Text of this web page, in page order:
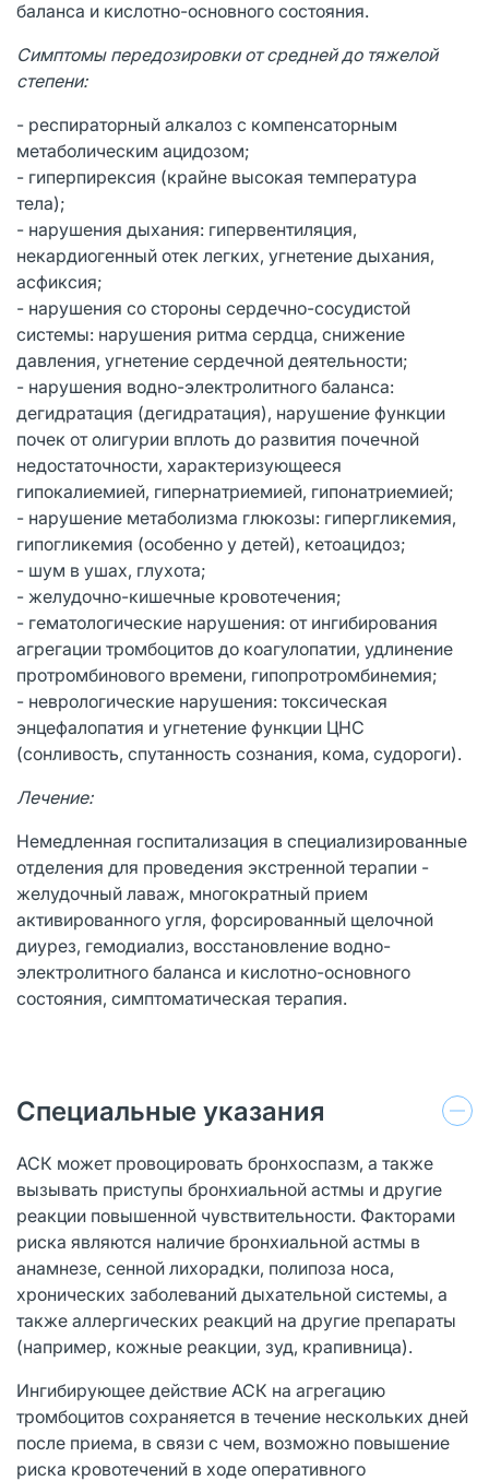
баланса и кислотно-основного состояния.
Симптомы передозировки от средней до тяжелой
степени:
- респираторный алкалоз с компенсаторным
метаболическим ацидозом;
- гиперпирексия (крайне высокая температура
тела);
- нарушения дыхания: гипервентиляция,
некардиогенный отек легких, угнетение дыхания,
асфиксия;
- нарушения со стороны сердечно-сосудистой
системы: нарушения ритма сердца, снижение
давления, угнетение сердечной деятельности;
- нарушения водно-электролитного баланса:
дегидратация (дегидратация), нарушение функции
почек от олигурии вплоть до развития почечной
недостаточности, характеризующееся
гипокалиемией, гипернатриемией, гипонатриемией;
- нарушение метаболизма глюкозы: гипергликемия,
гипогликемия (особенно у детей), кетоацидоз;
- шум в ушах, глухота;
- желудочно-кишечные кровотечения;
- гематологические нарушения: от ингибирования
агрегации тромбоцитов до коагулопатии, удлинение
протромбинового времени, гипопротромбинемия;
- неврологические нарушения: токсическая
энцефалопатия и угнетение функции ЦНС
(сонливость, спутанность сознания, кома, судороги).
Лечение:
Немедленная госпитализация в специализированные
отделения для проведения экстренной терапии -
желудочный лаваж, многократный прием
активированного угля, форсированный щелочной
диурез, гемодиализ, восстановление водно-
электролитного баланса и кислотно-основного
состояния, симптоматическая терапия.
Специальные указания
АСК может провоцировать бронхоспазм, а также
вызывать приступы бронхиальной астмы и другие
реакции повышенной чувствительности. Факторами
риска являются наличие бронхиальной астмы в
анамнезе, сенной лихорадки, полипоза носа,
хронических заболеваний дыхательной системы, а
также аллергических реакций на другие препараты
(например, кожные реакции, зуд, крапивница).
Ингибирующее действие АСК на агрегацию
тромбоцитов сохраняется в течение нескольких дней
после приема, в связи с чем, возможно повышение
риска кровотечений в ходе оперативного